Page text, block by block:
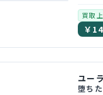
買取
￥
堕ち